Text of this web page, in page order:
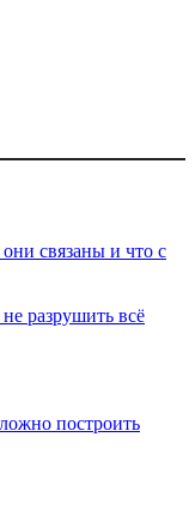
связаны и что с
разрушить всё
построить